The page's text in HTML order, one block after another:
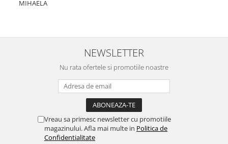
MIHAELA
NEWSLETTER
Nu rata ofertele si promotiile noastre
Vreau sa primesc newsletter cu promotiile
magazinului. Afla mai multe in Politica de
Confidentialitate